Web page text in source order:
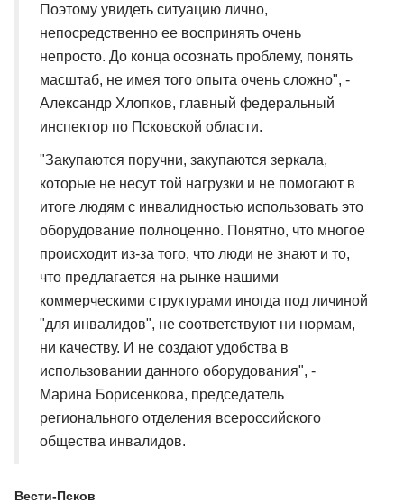
Поэтому увидеть ситуацию лично,
непосредственно ее воспринять очень
непросто. До конца осознать проблему, понять
масштаб, не имея того опыта очень сложно", -
Александр Хлопков, главный федеральный
инспектор по Псковской области.
"Закупаются поручни, закупаются зеркала,
которые не несут той нагрузки и не помогают в
итоге людям с инвалидностью использовать это
оборудование полноценно. Понятно, что многое
происходит из-за того, что люди не знают и то,
что предлагается на рынке нашими
коммерческими структурами иногда под личиной
"для инвалидов", не соответствуют ни нормам,
ни качеству. И не создают удобства в
использовании данного оборудования", -
Марина Борисенкова, председатель
регионального отделения всероссийского
общества инвалидов.
Вести-Псков